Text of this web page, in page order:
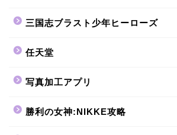
三国志ブラスト少年ヒーローズ
任天堂
写真加工アプリ
勝利の女神:NIKKE攻略